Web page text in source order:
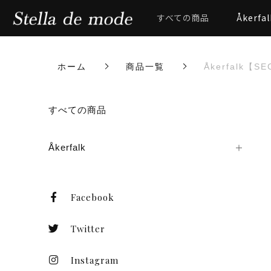
すべての商品
ホーム 商品一覧 Åkerfalk【
すべての商品
Åkerfalk
Facebook
Twitter
Instagram